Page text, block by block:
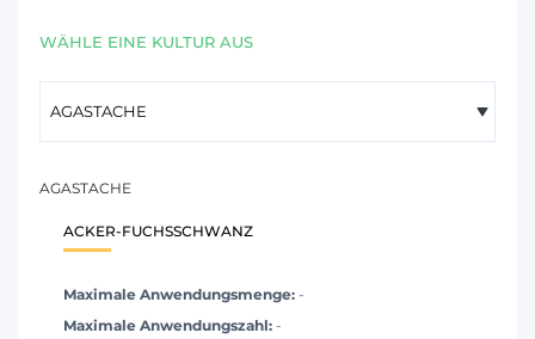
WÄHLE EINE KULTUR AUS
AGASTACHE
ACKER-FUCHSSCHWANZ
Maximale Anwendungsmenge: -
Maximale Anwendungszahl: -